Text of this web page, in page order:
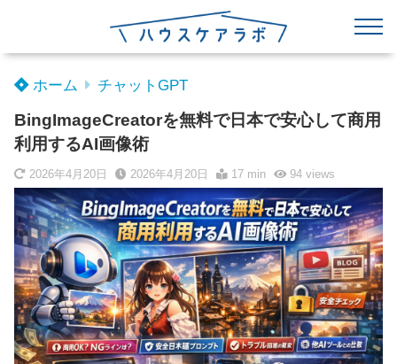
ホーム チャットGPT
BingImageCreatorを無料で日本で安心して商用
利用するAI画像術
2026年4月20日 2026年4月20日 17 min 94views